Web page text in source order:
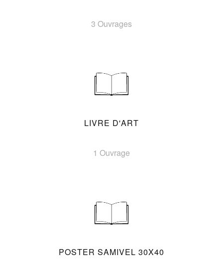
3 Ouvrages
LIVRE D'ART
1 Ouvrage
POSTER SAMIVEL 30X40